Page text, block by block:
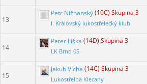
13
Petr Nižnanský(10C) Skupina 3
I. Královský lukostřelecký klub
14
Peter Liška (14D) Skupina 3
LK Brno 05
15
Jakub Vícha (14C) Skupina 3
Lukostřelba Klecany